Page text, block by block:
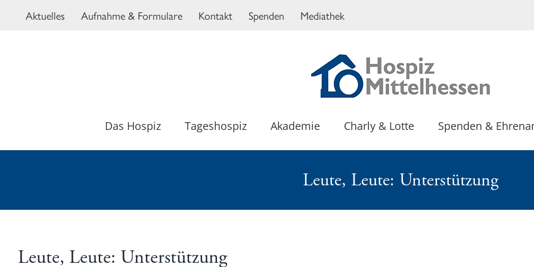
Aktuelles Aufnahme & Formulare Kontakt Spenden Mediathek
Das Hospiz Tageshospiz Akademie Charly & Lotte Spenden &
Leute, Leute: Unterstützung
Leute, Leute: Unterstützung